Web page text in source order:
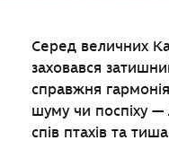
Серед величних
заховався
справжня
шуму чи поспіху —
спів птахів та